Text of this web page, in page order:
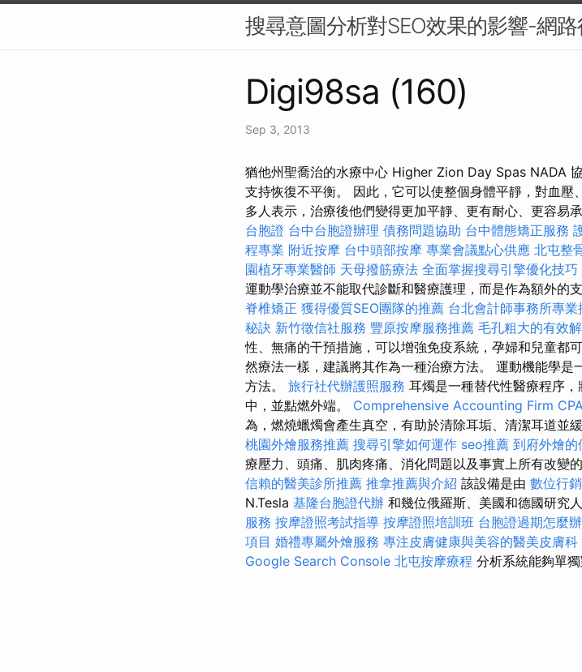
搜尋意圖分析對SEO效果的影響-網
Digi98sa (160)
Sep 3, 2013
猶他州聖喬治的水療中心 Higher Zion Day Spas NADA
支持恢復不平衡。 因此，它可以使整個身體平靜，對血
多人表示，治療後他們變得更加平靜、更有耐心、更容易
台胞證 台中台胞證辦理 債務問題協助 台中體態矯正服務
程專業 附近按摩 台中頭部按摩 專業會議點心供應 北屯整
園植牙專業醫師 天母撥筋療法 全面掌握搜尋引擎優化技巧
運動學治療並不能取代診斷和醫療護理，而是作為額外的
脊椎矯正 獲得優質SEO團隊的推薦 台北會計師事務所專業
秘訣 新竹徵信社服務 豐原按摩服務推薦 毛孔粗大的有效
性、無痛的干預措施，可以增強免疫系統，孕婦和兒童都
然療法一樣，建議將其作為一種治療方法。 運動機能學
方法。 旅行社代辦護照服務 耳燭是一種替代性醫療程序
中，並點燃外端。 Comprehensive Accounting Firm
為，燃燒蠟燭會產生真空，有助於清除耳垢、清潔耳道並
桃園外燴服務推薦 搜尋引擎如何運作 seo推薦 到府外燴的
療壓力、頭痛、肌肉疼痛、消化問題以及事實上所有改變
信賴的醫美診所推薦 推拿推薦與介紹 該設備是由 數位行
N.Tesla 基隆台胞證代辦 和幾位俄羅斯、美國和德國研究
服務 按摩證照考試指導 按摩證照培訓班 台胞證過期怎麼辦
項目 婚禮專屬外燴服務 專注皮膚健康與美容的醫美皮膚科
Google Search Console 北屯按摩療程 分析系統能夠單